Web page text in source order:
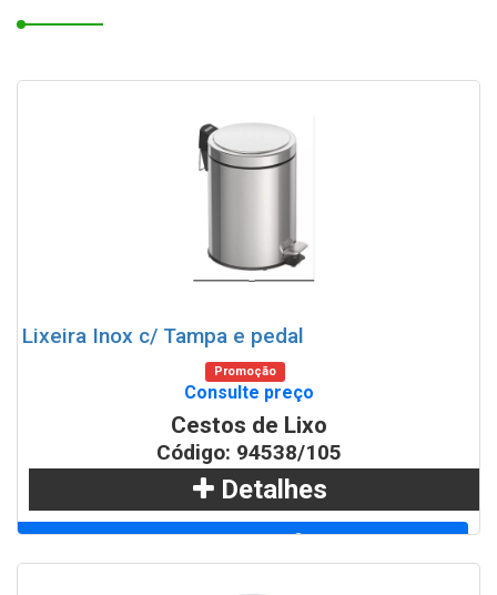
Lixeira Inox c/ Tampa e pedal
Promoção
Consulte preço
Cestos de Lixo
Código: 94538/105
Detalhes